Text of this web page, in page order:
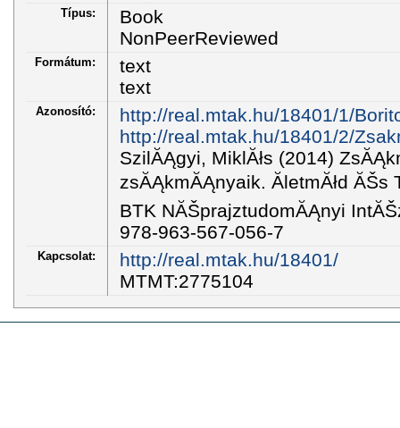
Típus:
Book
NonPeerReviewed
Formátum:
text
text
Azonosító:
http://real.mtak.hu/18401/1/
http://real.mtak.hu/18401/2/
SzilĂĄgyi, MiklĂłs (2014)
zsĂĄkmĂĄnyaik. ĂletmĂłd ĂŠs
BTK NĂŠprajztudomĂĄnyi
978-963-567-056-7
Kapcsolat:
http://real.mtak.hu/18401/
MTMT:2775104